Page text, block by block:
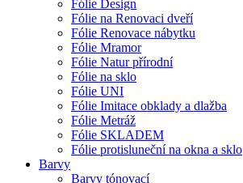
Fólie Design
Fólie na Renovaci dveří
Fólie Renovace nábytku
Fólie Mramor
Fólie Natur přírodní
Fólie na sklo
Fólie UNI
Fólie Imitace obklady a dlažba
Fólie Metráž
Fólie SKLADEM
Fólie protisluneční na okna a sklo
Barvy
Barvy tónovací